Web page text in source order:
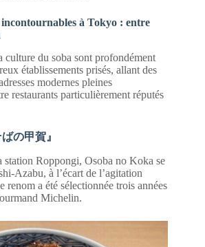
à Tokyo : entre
culture du soba sont profondément
établissements prisés, allant des
modernes pleines
restaurants particulièrement réputés
の甲賀』
station Roppongi, Osoba no Koka se
Azabu, à l’écart de l’agitation
renom a été sélectionnée trois années
Michelin.